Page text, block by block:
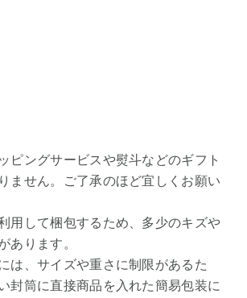
ピングサービスや熨斗などのギフト
ません。ご了承のほど宜しくお願い
用して梱包するため、多少のキズや
あります。
は、サイズや重さに制限があるた
封筒に直接商品を入れた簡易包装に